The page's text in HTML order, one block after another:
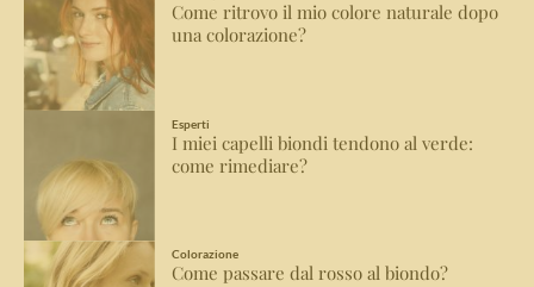
Come ritrovo il mio colore naturale dopo
una colorazione?
Esperti
I miei capelli biondi tendono al verde:
come rimediare?
Colorazione
Come passare dal rosso al biondo?